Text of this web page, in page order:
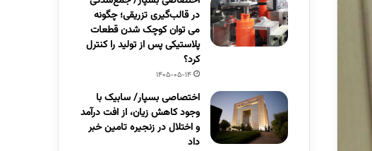
در قالب‌گیری تزریقی؛ چگونه
می توان کوچک شدن قطعات
پلاستیکی پس از تولید را کنترل
کرد؟
1405-05-14
اختصاصی بسپار/ سابیک با
وجود کاهش زیان، از افت درآمد
و اختلال در زنجیره تامین خبر
داد